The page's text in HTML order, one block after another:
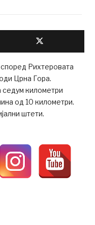
Рихтеровата
Црна Гора.
седум километри
од 10 километри.
штети.